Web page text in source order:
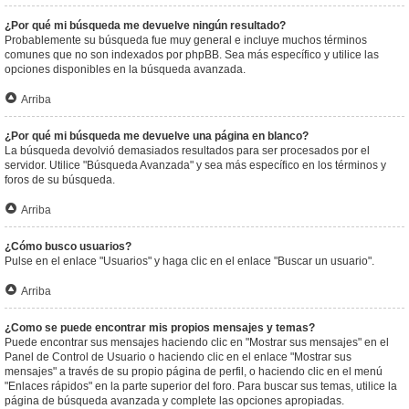
¿Por qué mi búsqueda me devuelve ningún resultado?
Probablemente su búsqueda fue muy general e incluye muchos términos
comunes que no son indexados por phpBB. Sea más específico y utilice las
opciones disponibles en la búsqueda avanzada.
Arriba
¿Por qué mi búsqueda me devuelve una página en blanco?
La búsqueda devolvió demasiados resultados para ser procesados por el
servidor. Utilice "Búsqueda Avanzada" y sea más específico en los términos y
foros de su búsqueda.
Arriba
¿Cómo busco usuarios?
Pulse en el enlace "Usuarios" y haga clic en el enlace "Buscar un usuario".
Arriba
¿Como se puede encontrar mis propios mensajes y temas?
Puede encontrar sus mensajes haciendo clic en "Mostrar sus mensajes" en el
Panel de Control de Usuario o haciendo clic en el enlace "Mostrar sus
mensajes" a través de su propio página de perfil, o haciendo clic en el menú
"Enlaces rápidos" en la parte superior del foro. Para buscar sus temas, utilice la
página de búsqueda avanzada y complete las opciones apropiadas.